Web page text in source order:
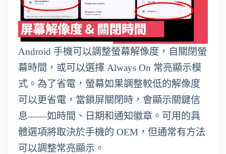
Android 手機可以調整螢幕解像度，自關閉螢
幕時間，或可以選擇 Always On 常亮顯示模
式。為了省電，螢幕如果調整較低的解像度
可以更省電，當鎖屏關閉時，會顯示關鍵信
息——如時間、日期和通知徽章。可用的具
體選項將取決於手機的 OEM，但通常有方法
可以調整常亮顯示。